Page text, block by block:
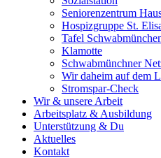
Seniorenzentrum
Hospizgruppe St.
Tafel
Klamotte
Schwabmünchner
Wir daheim auf dem
Stromspar-Check
Wir & unsere Arbeit
Arbeitsplatz & Ausbildung
Unterstützung & Du
Aktuelles
Kontakt